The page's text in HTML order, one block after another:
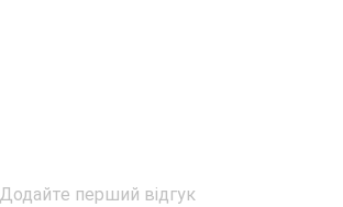
Додайте перший відгук